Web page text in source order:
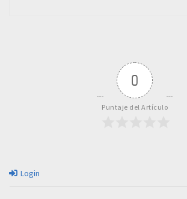
0
Puntaje del Artículo
Login